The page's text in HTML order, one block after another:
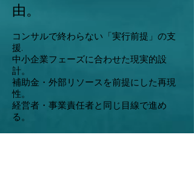
由。
コンサルで終わらない「実行前提」の支
援.
中小企業フェーズに合わせた現実的設
計。
補助金・外部リソースを前提にした再現
性。
経営者・事業責任者と同じ目線で進め
る。